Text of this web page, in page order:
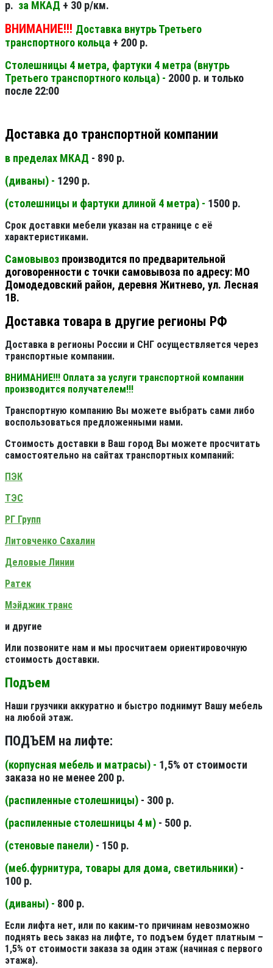
р. за МКАД + 30 р/км.
ВНИМАНИЕ!!! Доставка внутрь Третьего
транспортного кольца + 200 р.
Столешницы 4 метра, фартуки 4 метра (внутрь
Третьего транспортного кольца) - 2000 р. и только
после 22:00
Доставка до транспортной компании
в пределах МКАД - 890 р.
(диваны) - 1290 р.
(столешницы и фартуки длиной 4 метра) - 1500 р.
Срок доставки мебели указан на странице с её
характеристиками.
Самовывоз производится по предварительной
договоренности с точки самовывоза по адресу: МО
Домодедовский район, деревня Житнево, ул. Лесная
1В.
Доставка товара в другие регионы РФ
Доставка в регионы России и СНГ осуществляется через
транспортные компании.
ВНИМАНИЕ!!! Оплата за услуги транспортной компании
производится получателем!!!
Транспортную компанию Вы можете выбрать сами либо
воспользоваться предложенными нами.
Стоимость доставки в Ваш город Вы можете просчитать
самостоятельно на сайтах транспортных компаний:
ПЭК
ТЭС
РГ Групп
Литовченко Сахалин
Деловые Линии
Ратек
Мэйджик транс
и другие
Или позвоните нам и мы просчитаем ориентировочную
стоимость доставки.
Подъем
Наши грузчики аккуратно и быстро поднимут Вашу мебель
на любой этаж.
ПОДЪЕМ на лифте:
(корпусная мебель и матрасы) - 1,5% от стоимости
заказа но не менее 200 р.
(распиленные столешницы) - 300 р.
(распиленные столешницы 4 м) - 500 р.
(стеновые панели) - 150 р.
(меб.фурнитура, товары для дома, светильники) -
100 р.
(диваны) - 800 р.
Если лифта нет, или по каким-то причинам невозможно
поднять весь заказ на лифте, то подъем будет платным –
1,5% от стоимости заказа за один этаж (начиная с первого
этажа).